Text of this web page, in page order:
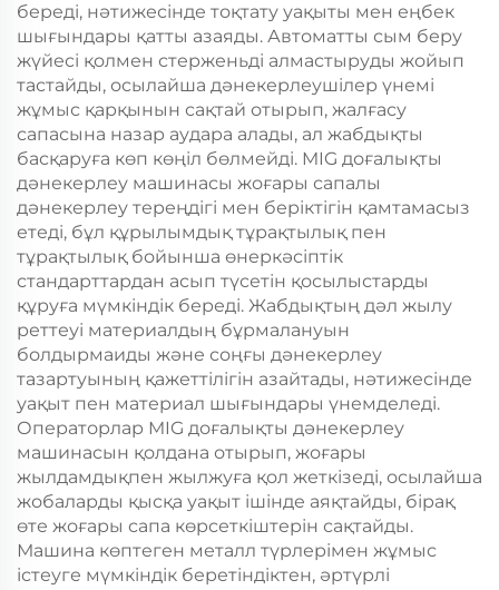
береді, нәтижесінде тоқтату уақыты мен еңбек
шығындары қатты азаяды. Автоматты сым беру
жүйесі қолмен стерженьді алмастыруды жойып
тастайды, осылайша дәнекерлеушілер үнемі
жұмыс қарқынын сақтай отырып, жалғасу
сапасына назар аудара алады, ал жабдықты
басқаруға көп көңіл бөлмейді. MIG доғалықты
дәнекерлеу машинасы жоғары сапалы
дәнекерлеу тереңдігі мен беріктігін қамтамасыз
етеді, бұл құрылымдық тұрақтылық пен
тұрақтылық бойынша өнеркәсіптік
стандарттардан асып түсетін қосылыстарды
құруға мүмкіндік береді. Жабдықтың дәл жылу
реттеуі материалдың бұрмалануын
болдырмаиды және соңғы дәнекерлеу
тазартуының қажеттілігін азайтады, нәтижесінде
уақыт пен материал шығындары үнемделеді.
Операторлар MIG доғалықты дәнекерлеу
машинасын қолдана отырып, жоғары
жылдамдықпен жылжуға қол жеткізеді, осылайша
жобаларды қысқа уақыт ішінде аяқтайды, бірақ
өте жоғары сапа көрсеткіштерін сақтайды.
Машина көптеген металл түрлерімен жұмыс
істеуге мүмкіндік беретіндіктен, әртүрлі